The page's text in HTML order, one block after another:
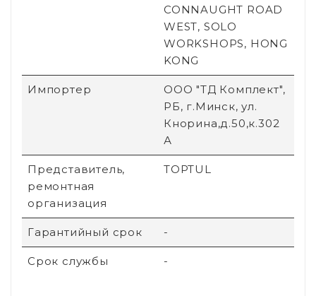
CONNAUGHT ROAD
WEST, SOLO
WORKSHOPS, HONG
KONG
Импортер
ООО "ТД Комплект",
РБ, г.Минск, ул.
Кнорина,д.50,к.302
А
Представитель,
ремонтная
организация
TOPTUL
Гарантийный срок -
Срок службы -